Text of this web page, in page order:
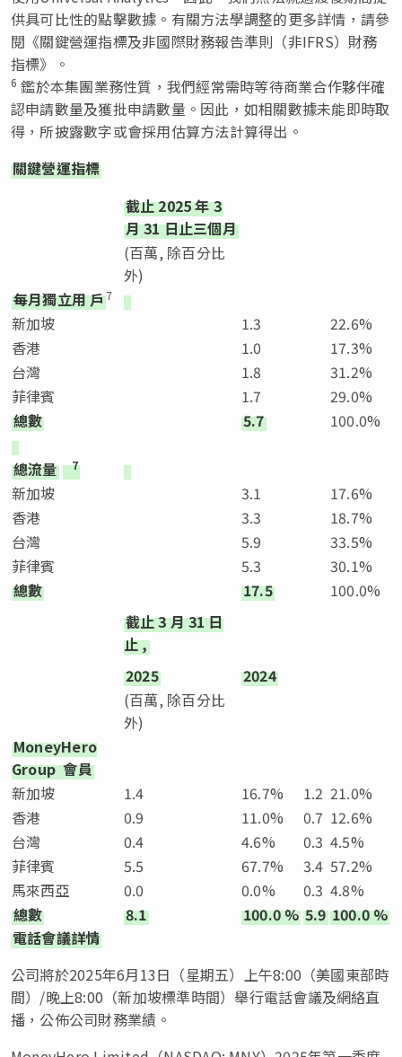
供具可比性的點擊數據。有關方法學調整的更多詳情，請參
閱《關鍵營運指標及非國際財務報告準則（非IFRS）財務
指標》。
6 鑑於本集團業務性質，我們經常需時等待商業合作夥伴確
認申請數量及獲批申請數量。因此，如相關數據未能即時取
得，所披露數字或會採用估算方法計算得出。
關鍵營運指標
截止2025年3
月31日止三個月
(百萬, 除百分比
外)
每月獨立用戶7
新加坡 1.3
22.6%
香港
1.0
17.3%
台灣
1.8
31.2%
菲律賓
1.7
29.0%
總數
5.7 100.0%
總流量 7
新加坡 3.1
17.6%
香港
3.3
18.7%
台灣
5.9
33.5%
菲律賓
5.3
30.1%
總數
17.5
100.0%
截止3月31日
止,
2025
2024
(百萬, 除百分比
外)
MoneyHero
Group會員
新加坡
1.4 16.7% 1.2 21.0%
香港
0.9 11.0% 0.7 12.6%
台灣
0.4 4.6% 0.3 4.5%
菲律賓
5.5 67.7% 3.4 57.2%
馬來西亞
0.0 0.0% 0.3 4.8%
總數
8.1 100.0% 5.9 100.0%
電話會議詳情
公司將於2025年6月13日（星期五）上午8:00（美國東部時
間）/晚上8:00（新加坡標準時間）舉行電話會議及網絡直
播，公佈公司財務業績。